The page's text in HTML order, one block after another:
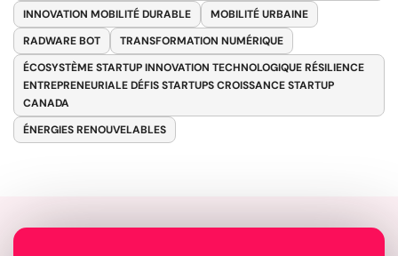
INNOVATION MOBILITÉ DURABLE
MOBILITÉ URBAINE
RADWARE BOT
TRANSFORMATION NUMÉRIQUE
ÉCOSYSTÈME STARTUP INNOVATION TECHNOLOGIQUE RÉSILIENCE
ENTREPRENEURIALE DÉFIS STARTUPS CROISSANCE STARTUP
CANADA
ÉNERGIES RENOUVELABLES